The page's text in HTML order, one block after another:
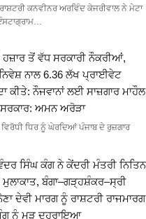
ਕਨਵੀਨਰ ਅਰਵਿੰਦ ਕੇਜਰੀਵਾਲ ਨੇ ਮੇਟਾ
ਹਜ਼ਾਰ ਤੋਂ ਵੱਧ ਸਰਕਾਰੀ ਨੌਕਰੀਆਂ,
ਨਾਲ 6.36 ਲੱਖ ਪ੍ਰਾਈਵੇਟ
ਕੀਤੇ: ਨੌਜਵਾਨਾਂ ਲਈ ਸਾਜ਼ਗਾਰ ਮਾਹੌਲ
ਸਰਕਾਰ: ਅਮਨ ਅਰੋੜਾ
ਵਿਰੋਧੀ ਧਿਰ ਨੂੰ ਘੇਰਦਿਆਂ ਪੰਜਾਬ ਦੇ ਰੁਜ਼ਗਾਰ
ਸਿੰਘ ਕੰਗ ਨੇ ਕੇਂਦਰੀ ਮੰਤਰੀ ਨਿਤਿਨ
ਮੁਲਾਕਾਤ, ਬੰਗਾ–ਗੜ੍ਹਸ਼ੰਕਰ–ਸ੍ਰੀ
ਦੇਵੀ ਮਾਰਗ ਨੂੰ ਰਾਸ਼ਟਰੀ ਰਾਜਮਾਰਗ
ਨੂੰ ਮੁੜ ਦੁਹਰਾਇਆ